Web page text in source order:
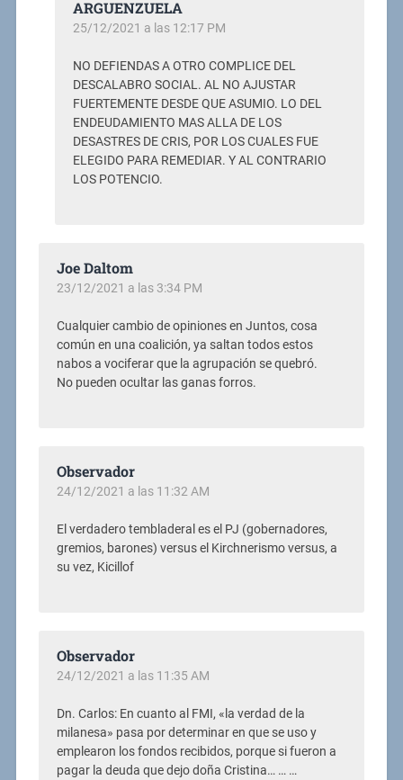
ARGUENZUELA
25/12/2021 a las 12:17 PM
NO DEFIENDAS A OTRO COMPLICE DEL
DESCALABRO SOCIAL. AL NO AJUSTAR
FUERTEMENTE DESDE QUE ASUMIO. LO DEL
ENDEUDAMIENTO MAS ALLA DE LOS
DESASTRES DE CRIS, POR LOS CUALES FUE
ELEGIDO PARA REMEDIAR. Y AL CONTRARIO
LOS POTENCIO.
Joe Daltom
23/12/2021 a las 3:34 PM
Cualquier cambio de opiniones en Juntos, cosa
común en una coalición, ya saltan todos estos
nabos a vociferar que la agrupación se quebró.
No pueden ocultar las ganas forros.
Observador
24/12/2021 a las 11:32 AM
El verdadero tembladeral es el PJ (gobernadores,
gremios, barones) versus el Kirchnerismo versus, a
su vez, Kicillof
Observador
24/12/2021 a las 11:35 AM
Dn. Carlos: En cuanto al FMI, «la verdad de la
milanesa» pasa por determinar en que se uso y
emplearon los fondos recibidos, porque si fueron a
pagar la deuda que dejo doña Cristina… … …